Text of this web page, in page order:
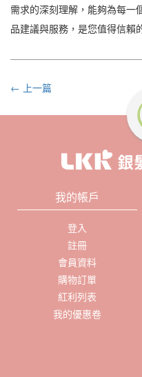
需求的深刻理解，能夠為每一
品建議與服務，是您值得信賴
← 上一篇
我的帳戶
登入
註冊
會員資料
購物訂單
紅利列表
我的優惠卷